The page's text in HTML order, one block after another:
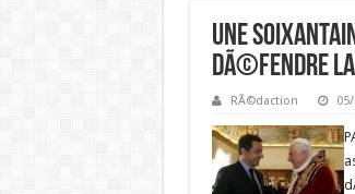
Une
dÃ©fendre
RÃ©daction